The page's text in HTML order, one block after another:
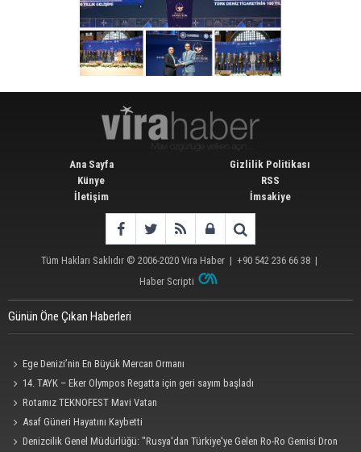
Ana Sayfa
Künye
İletişim
Gizlilik Politikası
RSS
İmsakiye
Tüm Hakları Saklıdır © 2006-2020 Vira Haber | +90 542 236 66 38 |
Haber Scripti
Günün Öne Çıkan Haberleri
Ege Denizi’nin En Büyük Mercan Ormanı
14. TAYK – Eker Olympos Regatta için geri sayım başladı
Rotamız TEKNOFEST Mavi Vatan
Asaf Güneri Hayatını Kaybetti
Denizcilik Genel Müdürlüğü: "Rusya'dan Türkiye'ye Gelen Ro-Ro Gemisi Dron